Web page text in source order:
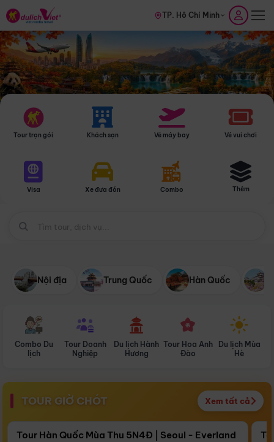
TP. Hồ Chí Minh
Tour trọn gói Khách sạn Vé máy bay Vé vui chơi
Visa Xe đưa đón Combo Thêm
Nội địa Trung Quốc Hàn Quốc
Combo Du
lịch
Tour Doanh
Nghiệp
Du lịch Hành
Hương
Tour Hoa Anh
Đào
Du lịch Mùa
Hè
TOUR GIỜ CHÓT Xem tất cả
Còn16 ngày 16:54:44
Điểm nổi bật
Tour Hàn Quốc Mùa Thu 5N4Đ | Seoul - Everland